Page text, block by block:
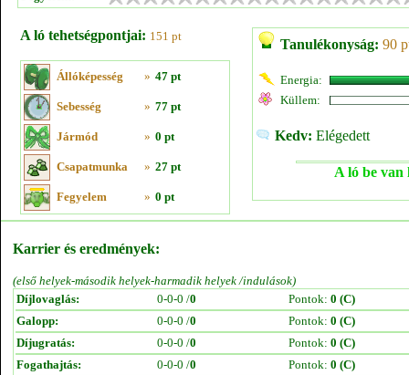
A ló tehetségpontjai: 151 pt
Állóképesség » 47 pt
Sebesség » 77 pt
Jármód » 0 pt
Csapatmunka » 27 pt
Fegyelem » 0 pt
Tanulékonyság: 90
Energia:
Küllem:
Kedv: Elégedett
A ló be van
Karrier és eredmények:
(első helyek-második helyek-harmadik helyek /indulások)
Díjlovaglás:
0-0-0 /0 Pontok: 0 (C)
Galopp:
0-0-0 /0 Pontok: 0 (C)
Díjugratás:
0-0-0 /0 Pontok: 0 (C)
Fogathajtás:
0-0-0 /0 Pontok: 0 (C)